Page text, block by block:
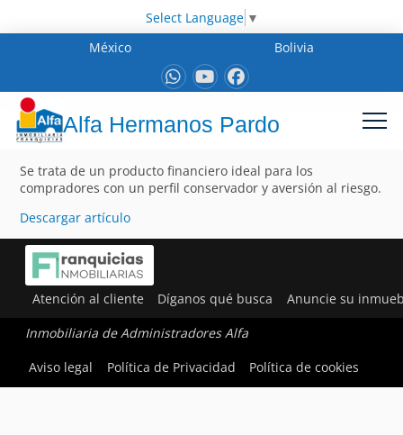
Select Language ▼
México
Bolivia
Alfa Hermanos Pardo
Se trata de un producto financiero ideal para los
compradores con un perfil conservador y aversión al riesgo.
Descargar artículo
Atención al cliente Díganos qué busca Anuncie su
Inmobiliaria de Administradores Alfa
Aviso legal
Política de Privacidad Política de cookies